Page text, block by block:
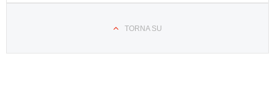
TORNA SU